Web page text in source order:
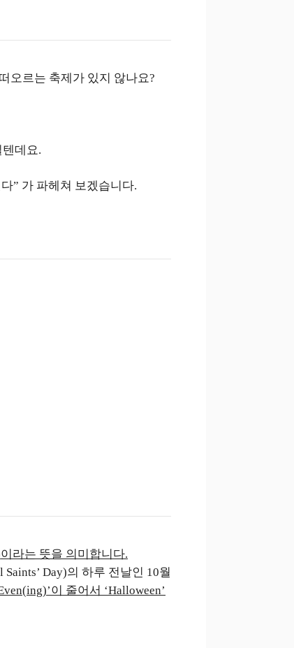
오르는 축제가 있지 않나요?
데요.
” 가 파헤쳐 보겠습니다.
라는 뜻을 의미합니다.
Day)의 하루 전날인 10월
이 줄어서 ‘Halloween’